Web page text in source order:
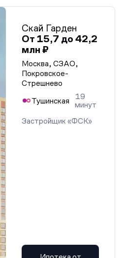
Скай Гарден
От 15,7 до 42,2
млн ₽
Москва, СЗАО,
Покровское-
Стрешнево
Тушинская
19
минут
Застройщик «ФСК»